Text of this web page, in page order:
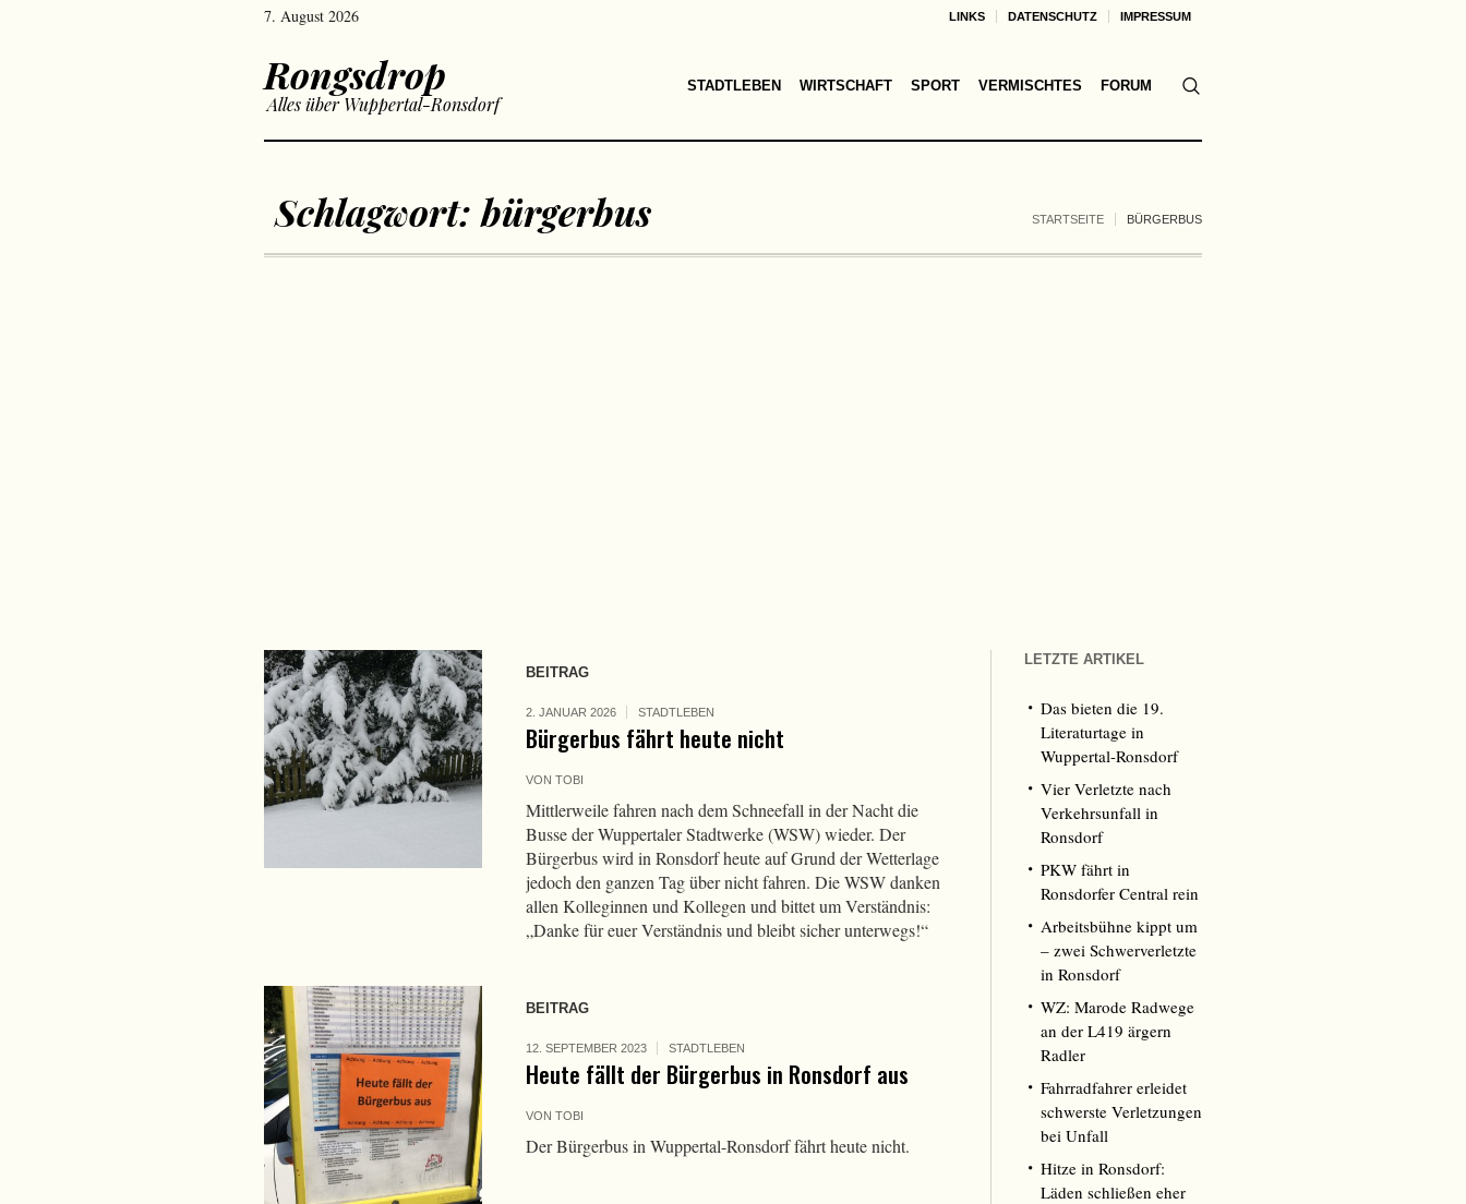
LINKS DATENSCHUTZ IMPRESSUM
7. August 2026
Rongsdrop
Alles über Wuppertal-Ronsdorf
STADTLEBEN WIRTSCHAFT SPORT VERMISCHTES FORUM
Schlagwort:bürgerbus STARTSEITE BÜRGERBUS
BEITRAG
2. JANUAR 2026 STADTLEBEN
Bürgerbus fährt heute nicht
VON TOBI
Mittlerweile fahren nach dem Schneefall in der Nacht die
Busse der Wuppertaler Stadtwerke (WSW) wieder. Der
Bürgerbus wird in Ronsdorf heute auf Grund der Wetterlage
jedoch den ganzen Tag über nicht fahren. Die WSW danken
allen Kolleginnen und Kollegen und bittet um Verständnis:
„Danke für euer Verständnis und bleibt sicher unterwegs!“
BEITRAG
12. SEPTEMBER 2023 STADTLEBEN
Heute fällt der Bürgerbus in Ronsdorf aus
VON TOBI
Der Bürgerbus in Wuppertal-Ronsdorf fährt heute nicht.
LETZTE ARTIKEL
Das bieten die 19.
Literaturtage in
Wuppertal-Ronsdorf
Vier Verletzte nach
Verkehrsunfall in
Ronsdorf
PKW fährt in
Ronsdorfer Central rein
Arbeitsbühne kippt um
– zwei Schwerverletzte
in Ronsdorf
WZ: Marode Radwege
an der L419 ärgern
Radler
Fahrradfahrer erleidet
schwerste Verletzungen
bei Unfall
Hitze in Ronsdorf:
Läden schließen eher